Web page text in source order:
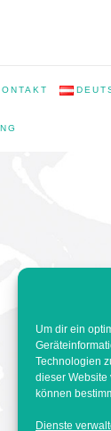
Um dir ein
Technologien
dieser Website
können
Dienste